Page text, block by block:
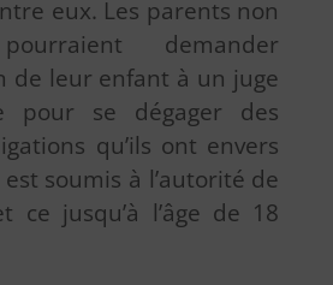
eux. Les parents non
demander
de leur enfant à un juge
pour se dégager des
qu’ils ont envers
soumis à l’autorité de
ce jusqu’à l’âge de 18